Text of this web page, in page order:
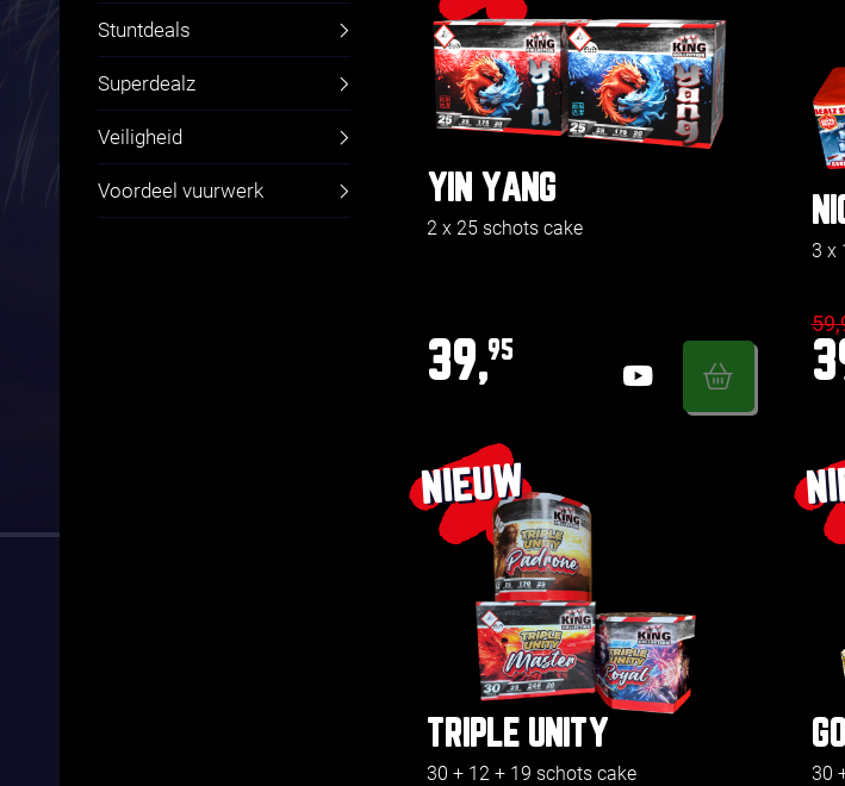
Stuntdeals
Superdealz
Veiligheid
Voordeel vuurwerk YIN YANG
2 x 25 schots cake
39,95
3 x
NIEUW
TRIPLE UNITY
30 + 12 + 19 schots cake 30